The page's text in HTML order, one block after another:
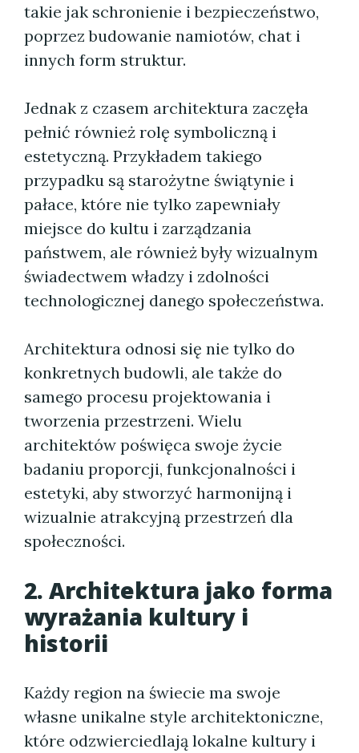
takie jak schronienie i bezpieczeństwo,
poprzez budowanie namiotów, chat i
innych form struktur.
Jednak z czasem architektura zaczęła
pełnić również rolę symboliczną i
estetyczną. Przykładem takiego
przypadku są starożytne świątynie i
pałace, które nie tylko zapewniały
miejsce do kultu i zarządzania
państwem, ale również były wizualnym
świadectwem władzy i zdolności
technologicznej danego społeczeństwa.
Architektura odnosi się nie tylko do
konkretnych budowli, ale także do
samego procesu projektowania i
tworzenia przestrzeni. Wielu
architektów poświęca swoje życie
badaniu proporcji, funkcjonalności i
estetyki, aby stworzyć harmonijną i
wizualnie atrakcyjną przestrzeń dla
społeczności.
2. Architektura jako forma
wyrażania kultury i
historii
Każdy region na świecie ma swoje
własne unikalne style architektoniczne,
które odzwierciedlają lokalne kultury i